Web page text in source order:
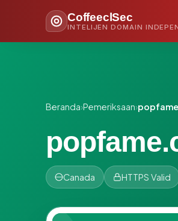
CoffeeclSec
INTELIJEN DOMAIN
Beranda›Pemeriksaan›
Canada HTTPS Valid